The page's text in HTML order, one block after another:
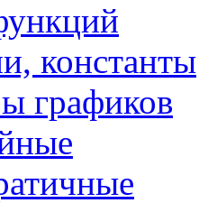
константы
графиков